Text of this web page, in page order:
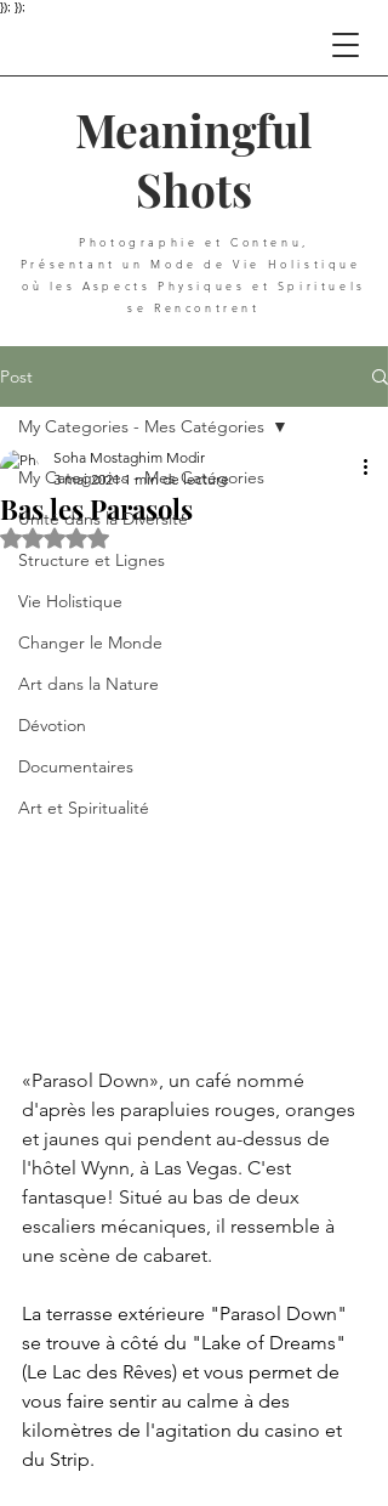
}); });
Meaningful
Shots
Photographie et C ontenu,
Présentant un
Mode de Vie Holistique
où les Aspects Physiques et Spirituels
se Rencontrent
Post
My Categories - Mes Catégories
Unité dans la Diversité
Structure et Lignes
Vie Holistique
Changer le Monde
Art dans la Nature
Dévotion
Documentaires
Art et Spiritualité
My Categories - Mes Catégories
Bas les Parasols
Soha Mostaghim Modir
3 mai 2021 1 min de lecture
Noté NaN étoiles sur 5.
«Parasol Down», un café nommé
d'après les parapluies rouges, oranges
et jaunes qui pendent au-dessus de
l'hôtel Wynn, à Las Vegas. C'est
fantasque! Situé au bas de deux
escaliers mécaniques, il ressemble à
une scène de cabaret.
La terrasse extérieure "Parasol Down"
se trouve à côté du "Lake of Dreams"
(Le Lac des Rêves) et vous permet de
vous faire sentir au calme à des
kilomètres de l'agitation du casino et
du Strip.